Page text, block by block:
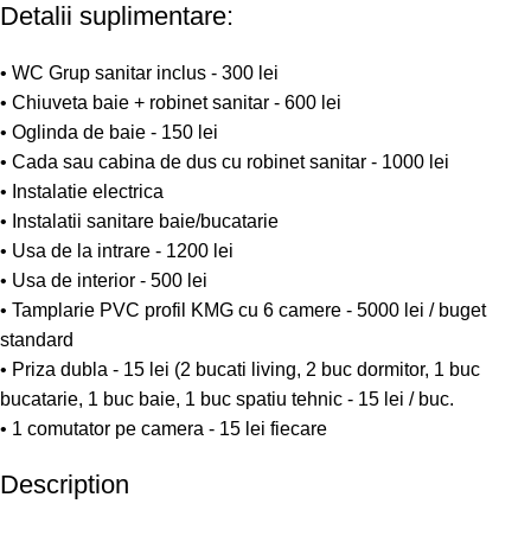
Detalii suplimentare:
• WC Grup sanitar inclus - 300 lei
• Chiuveta baie + robinet sanitar - 600 lei
• Oglinda de baie - 150 lei
• Cada sau cabina de dus cu robinet sanitar - 1000 lei
• Instalatie electrica
• Instalatii sanitare baie/bucatarie
• Usa de la intrare - 1200 lei
• Usa de interior - 500 lei
• Tamplarie PVC profil KMG cu 6 camere - 5000 lei / buget
standard
• Priza dubla - 15 lei (2 bucati living, 2 buc dormitor, 1 buc
bucatarie, 1 buc baie, 1 buc spatiu tehnic - 15 lei / buc.
• 1 comutator pe camera - 15 lei fiecare
Description